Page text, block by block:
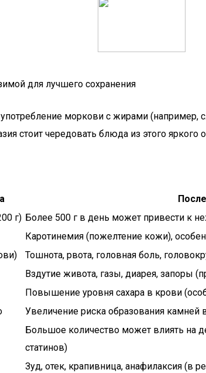
для лучшего сохранения
моркови с жирами
стоит чередовать блюда из этого
г) Более 500 г в день может привести к
Каротинемия (пожелтение кожи),
Тошнота, рвота, головная боль,
Вздутие живота, газы, диарея, запоры
Повышение уровня сахара в крови
Увеличение риска образования
Большое количество может влиять на
статинов)
Зуд, отек, крапивница, анафилаксия (в